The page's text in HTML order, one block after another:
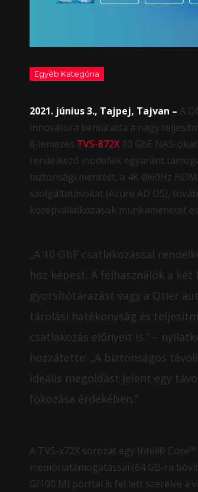
2021. június 3., Tajpej, Tajvan – A
innovátora bemutatta a nagy
8-lemezes TVS-872X 10 GbE NAS-
rendelkező modellek egyaránt
biztonsági mentést, a 4K @60Hz
szolgáltatásokat (Azure AD DS),
középvállalkozások munkamenetét
„A 10 GbE csatlakozással
hoz képest. A felhasználók a két
gyorsítótárazást vagy a Qtier
tárolási hatékonyság és
csatlakozás előnyeit is.” –
hozzátette: „A biztonságos
ideális megoldást jelent egy
fokozása érdekében.”
A TVS-x72X sorozat egy Intel®
memóriatámogatással (64 GB-ra
G/100 M) porttal is fel lett szerelve a